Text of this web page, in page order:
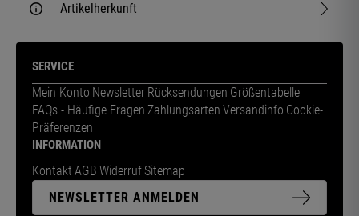
Artikelherkunft
SERVICE
Mein Konto Newsletter Rücksendungen Größentabelle
FAQs - Häufige Fragen Zahlungsarten Versandinfo Cookie-
Präferenzen
INFORMATION
Kontakt AGB Widerruf Sitemap
NEWSLETTER ANMELDEN